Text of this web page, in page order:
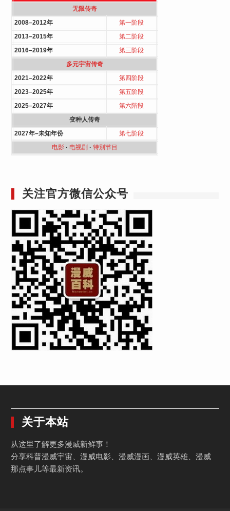
无限传奇
2008–2012年
第一阶段
2013–2015年
第二阶段
2016–2019年
第三阶段
多元宇宙传奇
2021–2022年
第四阶段
2023–2025年
第五阶段
2025–2027年
第六階段
变种人传奇
2027年–未知年份
第七阶段
电影· 电视剧 · 特別节目
关注官方微信公众号
关于本站
从这里了解更多漫威新鲜事！
分享科普漫威宇宙、漫威电影、漫威漫画、漫威英雄、漫威
那点事儿等最新资讯。